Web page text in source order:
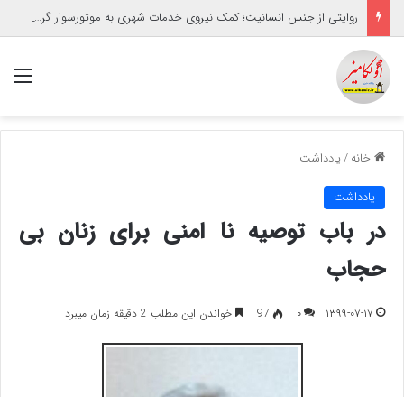
روایتی از جنس انسانیت؛ کمک نیروی خدمات شهری به موتورسوار گرفتار
خانه/یادداشت
یادداشت
در باب توصیه نا امنی برای زنان بی
حجاب
۱۳۹۹-۰۷-۱۷ ۰ 97 خواندن این مطلب 2 دقیقه زمان میبرد